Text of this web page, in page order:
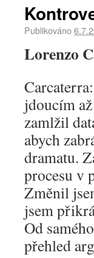
Publikováno
Lorenzo
jdoucím
zamlžil
abych
dramatu.
procesu v
Změnil
jsem
Od
přehled